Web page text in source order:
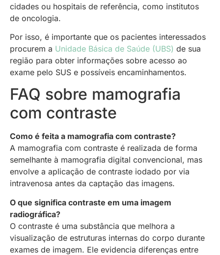
cidades ou hospitais de referência, como institutos
de oncologia.
Por isso, é importante que os pacientes interessados
procurem a Unidade Básica de Saúde (UBS) de sua
região para obter informações sobre acesso ao
exame pelo SUS e possíveis encaminhamentos.
FAQ sobre mamografia
com contraste
Como é feita a mamografia com contraste?
A mamografia com contraste é realizada de forma
semelhante à mamografia digital convencional, mas
envolve a aplicação de contraste iodado por via
intravenosa antes da captação das imagens.
O que significa contraste em uma imagem
radiográfica?
O contraste é uma substância que melhora a
visualização de estruturas internas do corpo durante
exames de imagem. Ele evidencia diferenças entre